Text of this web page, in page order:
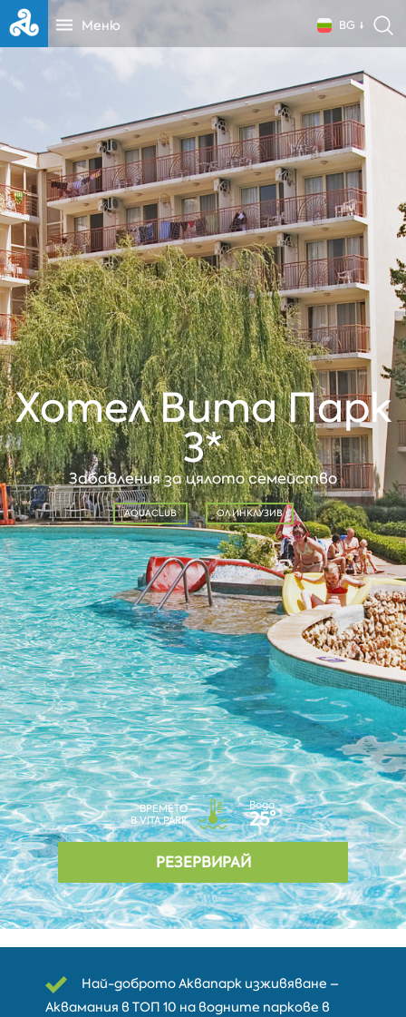
Меню BG
Хотел Вита Парк
3*
Забавления за цялото семейство
AQUACLUB ОЛ ИНКЛУЗИВ
ВРЕМЕТО
В VITA PARK
Вода
25°
РЕЗЕРВИРАЙ
Най-доброто Аквапарк изживяване –
Аквамания в ТОП 10 на водните паркове в